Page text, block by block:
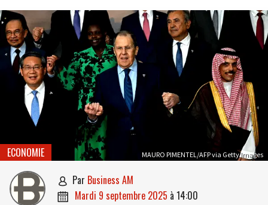
MAURO PIMENTEL/AFP via Getty Images
ECONOMIE
 par Business AM
 mardi 9 septembre 2025 à 14:00